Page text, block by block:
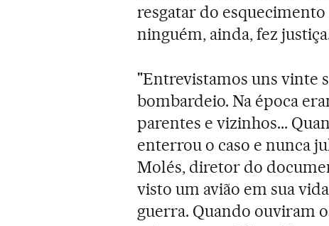
resgatar do
ninguém, ainda, fez
"Entrevistamos uns vinte
bombardeio. Na época
parentes e vizinhos...
enterrou o caso e nunca
Molés, diretor do
visto um avião em sua
guerra. Quando ouviram